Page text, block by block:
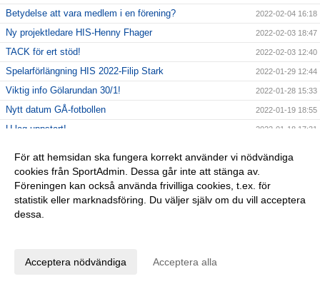
Betydelse att vara medlem i en förening? 2022-02-04 16:18
Ny projektledare HIS-Henny Fhager 2022-02-03 18:47
TACK för ert stöd! 2022-02-03 12:40
Spelarförlängning HIS 2022-Filip Stark 2022-01-29 12:44
Viktig info Gölarundan 30/1! 2022-01-28 15:33
Nytt datum GÅ-fotbollen 2022-01-19 18:55
U-lag uppstart! 2022-01-18 17:31
Tack våra sponsorer!
Nya restriktioner från 14/1! 2022-01-13 14:02
Uppstart 2022 2022-01-12 16:48
BingoLotto Nyårsbingo
För att hemsidan ska fungera korrekt använder vi nödvändiga
cookies från SportAdmin. Dessa går inte att stänga av.
Föreningen kan också använda frivilliga cookies, t.ex. för
statistik eller marknadsföring. Du väljer själv om du vill acceptera
dessa.
Acceptera nödvändiga Acceptera alla